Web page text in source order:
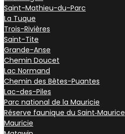
Saint-Mathieu-du-Parc
La Tuque
Trois-Rivières
Saint-Tite
Grande-Anse
Chemin Doucet
Lac Normand
Chemin des Bêtes-Puantes
Lac-des-Piles
Parc national de la Mauricie
Réserve faunique du Saint‑Maurice
Mauricie